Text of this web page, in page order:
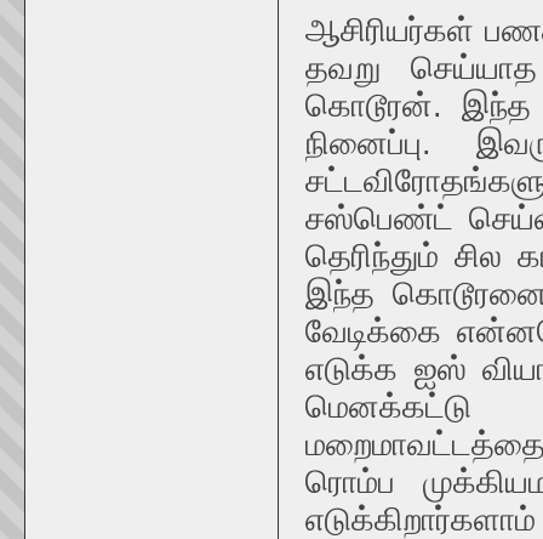
ஆசிரியர்கள்
தவறு
கொடூரன். இந்த
நினைப்பு.
சஸ்பெண்ட்
தெரிந்தும் சில
இந்த கொடூரனை
வேடிக்கை
எடுக்க ஐஸ்
மெனக்கட்டு
ரொம்ப